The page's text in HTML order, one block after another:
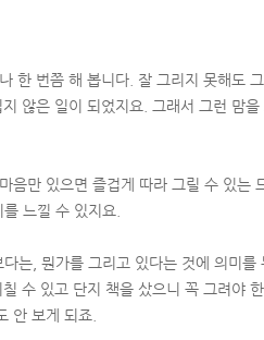
한 번쯤 해 봅니다. 잘 그리지 못해도
않은 일이 되었지요. 그래서 그런 맘
음만 있으면 즐겁게 따라 그릴 수 있는
느낄 수 있지요.
는, 뭔가를 그리고 있다는 것에 의미
수 있고 단지 책을 샀으니 꼭 그려야
안 보게 되죠.